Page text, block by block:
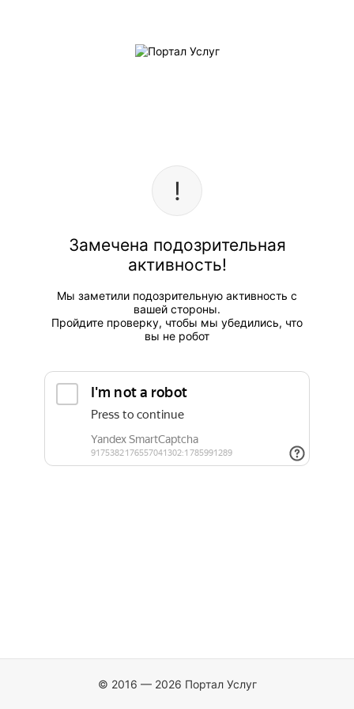
Замечена подозрительная
активность!
Мы заметили подозрительную активность с
вашей стороны.
Пройдите проверку, чтобы мы убедились, что
вы не робот
© 2016 — 2026 Портал Услуг